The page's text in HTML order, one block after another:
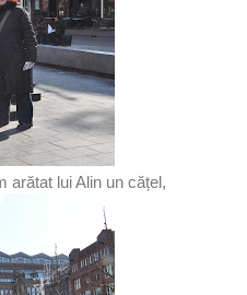
arătat lui Alin un cățel,